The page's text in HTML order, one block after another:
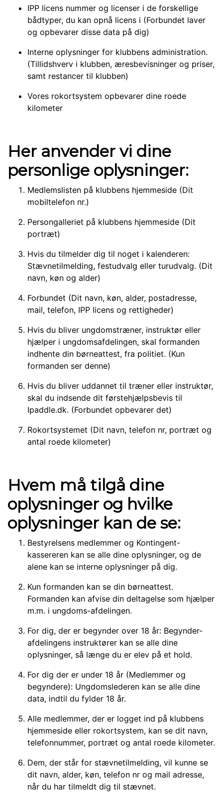
IPP licens nummer og licenser i de forskellige
bådtyper, du kan opnå licens i (Forbundet laver
og opbevarer disse data på dig)
Interne oplysninger for klubbens administration.
(Tillidshverv i klubben, æresbevisninger og priser,
samt restancer til klubben)
Vores rokortsystem opbevarer dine roede
kilometer
Her anvender vi dine
personlige oplysninger:
Medlemslisten på klubbens hjemmeside (Dit
mobiltelefon nr.)
Persongalleriet på klubbens hjemmeside (Dit
portræt)
Hvis du tilmelder dig til noget i kalenderen:
Stævnetilmelding, festudvalg eller turudvalg. (Dit
navn, køn og alder)
Forbundet (Dit navn, køn, alder, postadresse,
mail, telefon, IPP licens og rettigheder)
Hvis du bliver ungdomstræner, instruktør eller
hjælper i ungdomsafdelingen, skal formanden
indhente din børneattest, fra politiet. (Kun
formanden ser denne)
Hvis du bliver uddannet til træner eller instruktør,
skal du indsende dit førstehjælpsbevis til
Ipaddle.dk. (Forbundet opbevarer det)
Rokortsystemet (Dit navn, telefon nr, portræt og
antal roede kilometer)
Hvem må tilgå dine
oplysninger og hvilke
oplysninger kan de se:
Bestyrelsens medlemmer og Kontingent-
kassereren kan se alle dine oplysninger, og de
alene kan se interne oplysninger på dig.
Kun formanden kan se din børneattest.
Formanden kan afvise din deltagelse som hjælper
m.m. i ungdoms-afdelingen.
For dig, der er begynder over 18 år: Begynder-
afdelingens instruktører kan se alle dine
oplysninger, så længe du er elev på et hold.
For dig der er under 18 år (Medlemmer og
begyndere): Ungdomslederen kan se alle dine
data, indtil du fylder 18 år.
Alle medlemmer, der er logget ind på klubbens
hjemmeside eller rokortsystem, kan se dit navn,
telefonnummer, portræt og antal roede kilometer.
Dem, der står for stævnetilmelding, vil kunne se
dit navn, alder, køn, telefon nr og mail adresse,
når du har tilmeldt dig til stævnet.